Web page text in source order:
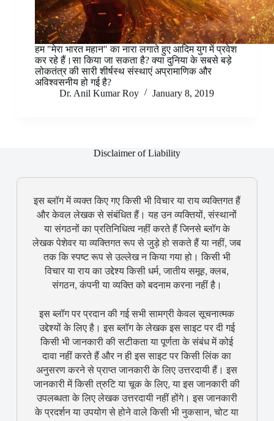
हम "मेरा भारत महान" का नारा लगाते हुए आदिम युग में प्रवेश
कर रहे हैं।सा किया जा सकता है? क्या दुनिया के सबसे बड़े
लोकतंत्र की सारी शीर्षस्थ संस्थाएं अप्रामाणिक और
अविश्वसनीय हो गई है?
Dr. Anil Kumar Roy
January 8, 2019
Disclaimer of Liability
इस ब्लॉग में व्यक्त किए गए किसी भी विचार या राय व्यक्तिगत हैं
और केवल लेखक से संबंधित हैं। यह उन व्यक्तियों, संस्थानों
या संगठनों का प्रतिनिधित्व नहीं करते हैं जिनसे ब्लॉग के
लेखक पेशेवर या व्यक्तिगत रूप से जुड़े हो सकते हैं या नहीं, जब
तक कि स्पष्ट रूप से उल्लेख न किया गया हो। किसी भी
विचार या राय का उद्देश्य किसी धर्म, जातीय समूह, क्लब,
संगठन, कंपनी या व्यक्ति को बदनाम करना नहीं है।
इस ब्लॉग पर प्रदान की गई सभी सामग्री केवल सूचनात्मक
उद्देश्यों के लिए है। इस ब्लॉग के लेखक इस साइट पर दी गई
किसी भी जानकारी की सटीकता या पूर्णता के संबंध में कोई
दावा नहीं करते हैं और न ही इस साइट पर किसी लिंक का
अनुसरण करने से प्राप्त जानकारी के लिए उत्तरदायी हैं। इस
जानकारी में किसी त्रुटि या चूक के लिए, या इस जानकारी की
उपलब्धता के लिए लेखक उत्तरदायी नहीं होंगे। इस जानकारी
के प्रदर्शन या उपयोग से होने वाले किसी भी नुकसान, चोट या